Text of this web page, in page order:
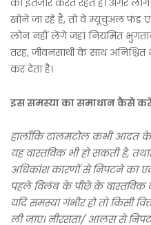
का इंतजार करते रहते हैं। अगर
खोने जा रहे हैं, तो वे म्यूचुअल फंड
लोन नहीं लेंगे जहां नियमित
तरह, जीवनसाथी के साथ
कर देता है।
इस समस्या का समाधान कैसे
हालाँकि टालमटोल कभी आदत
यह वास्तविक भी हो सकती है,
अधिकांश कारणों से निपटने का
पहले विलंब के पीछे के वास्तविक
यदि समस्या गंभीर हो तो किसी
ली जाए। नीरसता/ आलस से